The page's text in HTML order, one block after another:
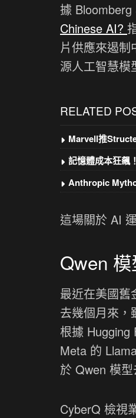
據
Chinese AI?
片供應來遏
源人工智慧模
RELATED
Marvell推
記憶體成本狂飆
Anthropic
這場關於 AI
Qwen
最近在美國舊
去幾個月來，
根據 Hugging
Meta 的
於 Qwen 模
CyberQ 檢視